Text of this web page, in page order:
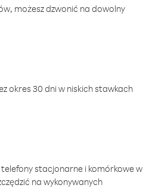
możesz dzwonić na dowolny
okres 30 dni w niskich stawkach
stacjonarne i komórkowe w
na wykonywanych